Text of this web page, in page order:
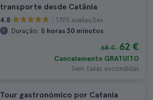
transporte desde Catânia
4.8
1.195 avaliações
Duração: 5 horas 30 minutos
68 € 62 €
Cancelamento GRATUITO
Sem taxas escondidas
Tour gastronómico por Catania